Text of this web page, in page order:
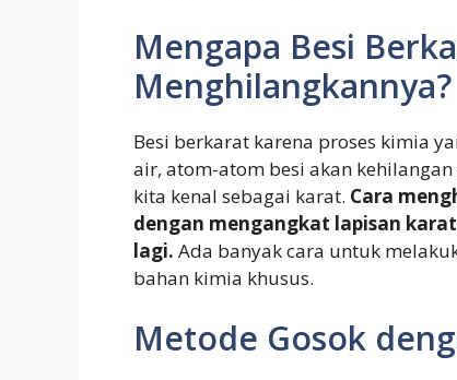
Mengapa Besi
Menghilangkannya?
Besi berkarat karena proses kimia
air, atom-atom besi akan
kita kenal sebagai karat. Cara
dengan mengangkat lapisan
lagi. Ada banyak cara untuk
bahan kimia khusus.
Metode Gosok